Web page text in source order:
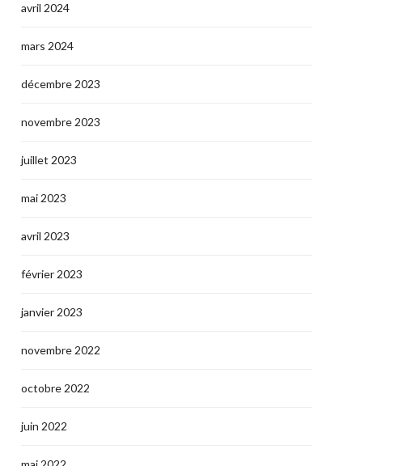
avril 2024
mars 2024
décembre 2023
novembre 2023
juillet 2023
mai 2023
avril 2023
février 2023
janvier 2023
novembre 2022
octobre 2022
juin 2022